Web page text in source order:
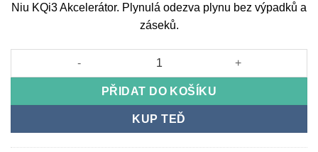
Niu KQi3 Akcelerátor. Plynulá odezva plynu bez výpadků a
záseků.
PŘIDAT DO KOŠÍKU
KUP TEĎ